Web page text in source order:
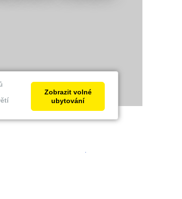
Zobrazit volné
ubytování